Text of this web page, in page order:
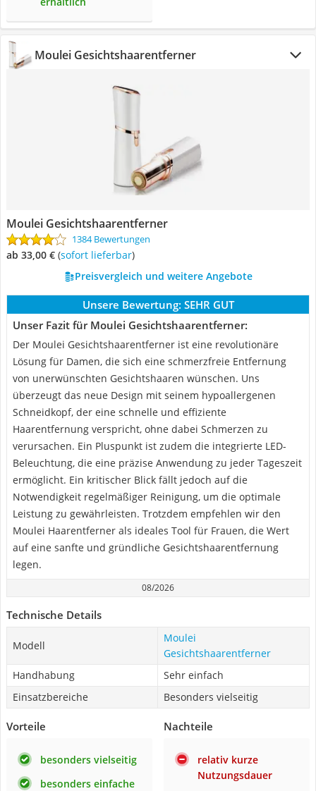
Moulei Gesichtshaarentferner
Moulei Gesichtshaarentferner
1384 Bewertungen
ab 33,00 € ( Sofort lieferbar)
Preisvergleich und weitere Angebote
Unsere Bewertung: SEHR GUT
Unser Fazit für Moulei Gesichtshaarentferner:
Der Moulei Gesichtshaarentferner ist eine revolutionäre
Lösung für Damen, die sich eine schmerzfreie Entfernung
von unerwünschten Gesichtshaaren wünschen. Uns
überzeugt das neue Design mit seinem hypoallergenen
Schneidkopf, der eine schnelle und effiziente
Haarentfernung verspricht, ohne dabei Schmerzen zu
verursachen. Ein Pluspunkt ist zudem die integrierte LED-
Beleuchtung, die eine präzise Anwendung zu jeder Tageszeit
ermöglicht. Ein kritischer Blick fällt jedoch auf die
Notwendigkeit regelmäßiger Reinigung, um die optimale
Leistung zu gewährleisten. Trotzdem empfehlen wir den
Moulei Haarentferner als ideales Tool für Frauen, die Wert
auf eine sanfte und gründliche Gesichtshaarentfernung
legen.
08/2026
Technische Details
Modell
Moulei
Gesichtshaarentferner
Handhabung
Sehr einfach
Einsatzbereiche
Besonders vielseitig
Vorteile
besonders vielseitig
besonders einfache
Nachteile
relativ kurze
Nutzungsdauer